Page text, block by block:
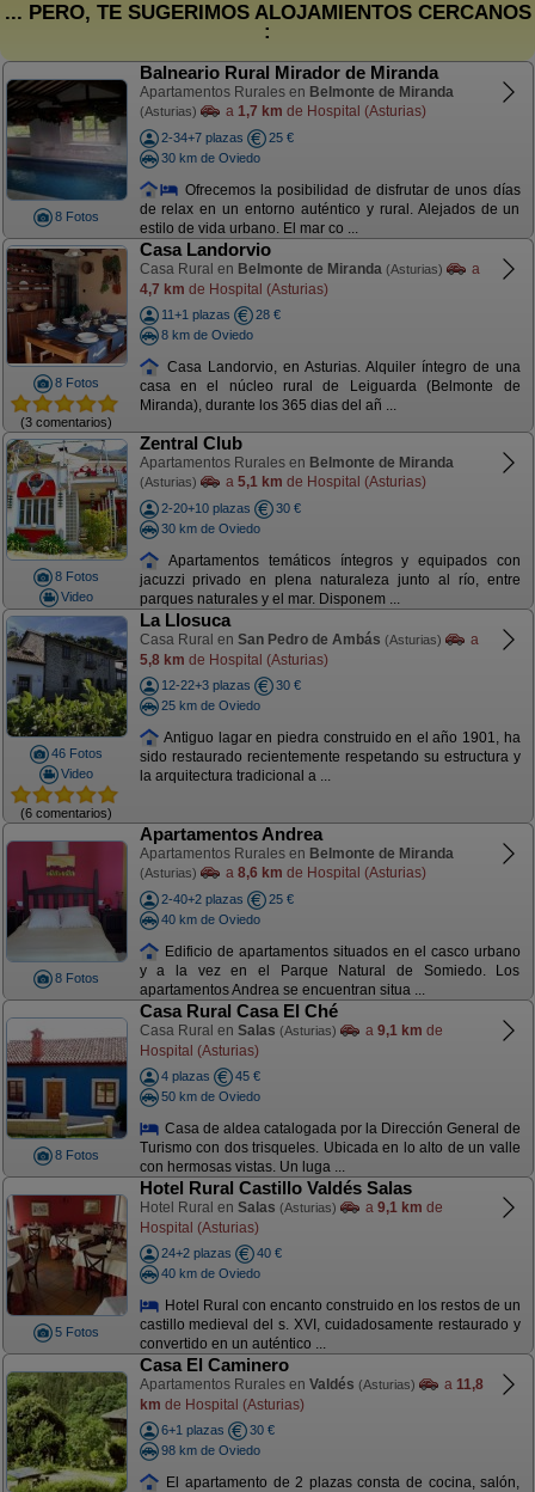
... PERO, TE SUGERIMOS ALOJAMIENTOS CERCANOS
:
8 Fotos
Balneario Rural Mirador de Miranda
Apartamentos Rurales en Belmonte de Miranda
(Asturias) a 1,7 km de Hospital (Asturias)
2-34+7 plazas
25 €
30 km de Oviedo
Ofrecemos la posibilidad de disfrutar de unos días
de relax en un entorno auténtico y rural. Alejados de un
estilo de vida urbano. El mar co ...
8 Fotos
(3 comentarios)
Casa Landorvio
Casa Rural en Belmonte de Miranda (Asturias)
a
4,7 km de Hospital (Asturias)
11+1 plazas
28 €
8 km de Oviedo
Casa Landorvio, en Asturias. Alquiler íntegro de una
casa en el núcleo rural de Leiguarda (Belmonte de
Miranda), durante los 365 dias del añ ...
8 Fotos
Video
Zentral Club
Apartamentos Rurales en Belmonte de Miranda
(Asturias) a 5,1 km de Hospital (Asturias)
2-20+10 plazas
30 €
30 km de Oviedo
Apartamentos temáticos íntegros y equipados con
jacuzzi privado en plena naturaleza junto al río, entre
parques naturales y el mar. Disponem ...
46 Fotos
Video
(6 comentarios)
La Llosuca
Casa Rural en San Pedro de Ambás (Asturias)
a
5,8 km de Hospital (Asturias)
12-22+3 plazas
30 €
25 km de Oviedo
Antiguo lagar en piedra construido en el año 1901, ha
sido restaurado recientemente respetando su estructura y
la arquitectura tradicional a ...
8 Fotos
Apartamentos Andrea
Apartamentos Rurales en Belmonte de Miranda
(Asturias) a 8,6 km de Hospital (Asturias)
2-40+2 plazas
25 €
40 km de Oviedo
Edificio de apartamentos situados en el casco urbano
y a la vez en el Parque Natural de Somiedo. Los
apartamentos Andrea se encuentran situa ...
8 Fotos
Casa Rural Casa El Ché
Casa Rural en Salas (Asturias) a 9,1 km de
Hospital (Asturias)
4 plazas
45 €
50 km de Oviedo
Casa de aldea catalogada por la Dirección General de
Turismo con dos trisqueles. Ubicada en lo alto de un valle
con hermosas vistas. Un luga ...
5 Fotos
Hotel Rural Castillo Valdés Salas
Hotel Rural en Salas (Asturias) a 9,1 km de
Hospital (Asturias)
24+2 plazas
40 €
40 km de Oviedo
Hotel Rural con encanto construido en los restos de un
castillo medieval del s. XVI, cuidadosamente restaurado y
convertido en un auténtico ...
Casa El Caminero
Apartamentos Rurales en Valdés (Asturias) a 11,8
km de Hospital (Asturias)
6+1 plazas
30 €
98 km de Oviedo
El apartamento de 2 plazas consta de cocina, salón,